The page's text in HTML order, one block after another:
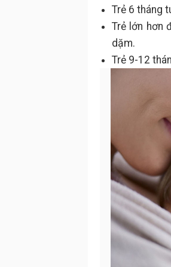
Trẻ 6 tháng
Trẻ lớn hơn
dặm.
Trẻ 9-12